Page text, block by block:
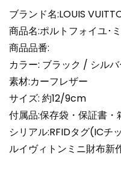
N
品
ル
イ
ヴ
ィ
ト
ン
財
布
人
ブランド名:LOUIS
商品名:ポルトフォイユ･
商品品番:
カラー: ブラック / シル
素材:カーフレザー
サイズ: 約12/9cm
付属品:保存袋・保証書・
シリアル:RFIDタグ(ICチ
ルイヴィトンミニ財布新